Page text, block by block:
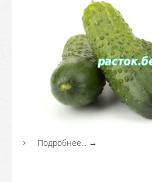
Подробнее... →